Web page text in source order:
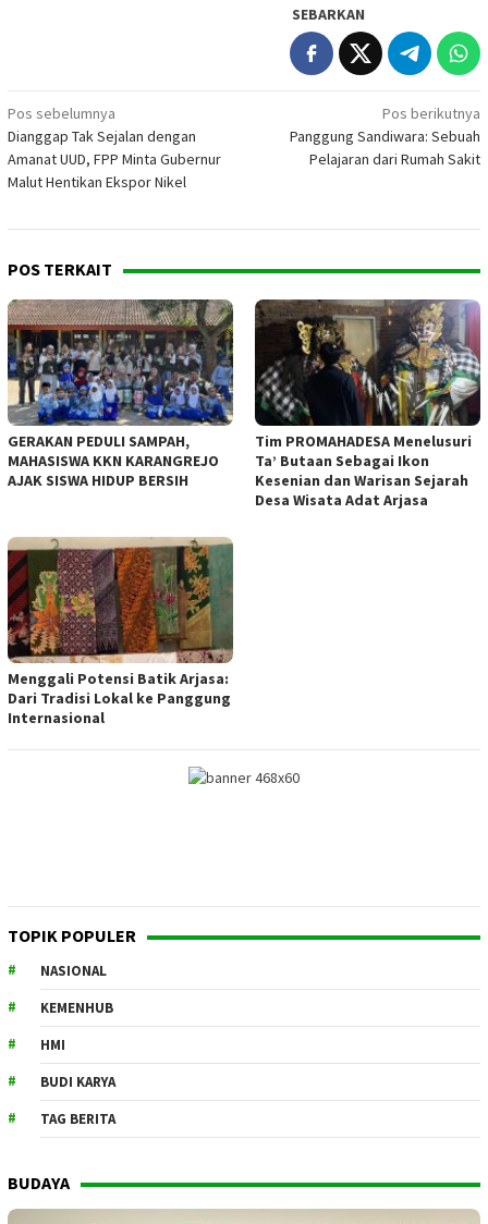
SEBARKAN
Navigasi
pos
Pos sebelumnya
Dianggap Tak Sejalan dengan
Amanat UUD, FPP Minta Gubernur
Malut Hentikan Ekspor Nikel
Pos berikutnya
Panggung Sandiwara: Sebuah
Pelajaran dari Rumah Sakit
POS TERKAIT
GERAKAN PEDULI SAMPAH,
MAHASISWA KKN KARANGREJO
AJAK SISWA HIDUP BERSIH
Tim PROMAHADESA Menelusuri
Ta’ Butaan Sebagai Ikon
Kesenian dan Warisan Sejarah
Desa Wisata Adat Arjasa
Menggali Potensi Batik Arjasa:
Dari Tradisi Lokal ke Panggung
Internasional
TOPIK POPULER
NASIONAL
KEMENHUB
HMI
BUDI KARYA
TAG BERITA
BUDAYA